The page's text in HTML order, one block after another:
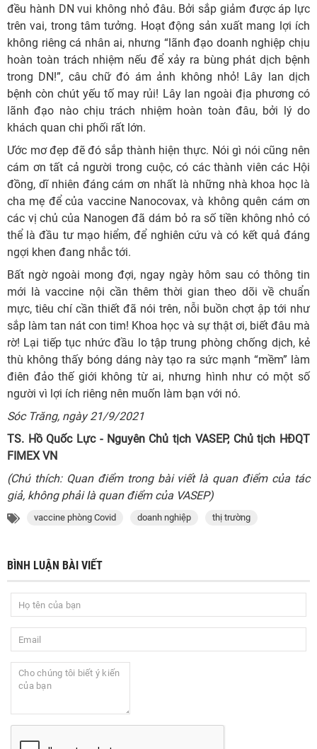
đều hành DN vui không nhỏ đâu. Bởi sắp giảm được áp lực
trên vai, trong tâm tưởng. Hoạt động sản xuất mang lợi ích
không riêng cá nhân ai, nhưng “lãnh đạo doanh nghiệp chịu
hoàn toàn trách nhiệm nếu để xảy ra bùng phát dịch bệnh
trong DN!”, câu chữ đó ám ảnh không nhỏ! Lây lan dịch
bệnh còn chút yếu tố may rủi! Lây lan ngoài địa phương có
lãnh đạo nào chịu trách nhiệm hoàn toàn đâu, bởi lý do
khách quan chi phối rất lớn.
Ước mơ đẹp đẽ đó sắp thành hiện thực. Nói gì nói cũng nên
cám ơn tất cả người trong cuộc, có các thành viên các Hội
đồng, dĩ nhiên đáng cám ơn nhất là những nhà khoa học là
cha mẹ để của vaccine Nanocovax, và không quên cám ơn
các vị chủ của Nanogen đã dám bỏ ra số tiền không nhỏ có
thể là đầu tư mạo hiểm, để nghiên cứu và có kết quả đáng
ngợi khen đang nhắc tới.
Bất ngờ ngoài mong đợi, ngay ngày hôm sau có thông tin
mới là vaccine nội cần thêm thời gian theo dõi về chuẩn
mực, tiêu chí cần thiết đã nói trên, nỗi buồn chợt ập tới như
sắp làm tan nát con tim! Khoa học và sự thật ơi, biết đâu mà
rờ! Lại tiếp tục nhức đầu lo tập trung phòng chống dịch, kẻ
thù không thấy bóng dáng này tạo ra sức mạnh “mềm” làm
điên đảo thế giới không từ ai, nhưng hình như có một số
người vì lợi ích riêng nên muốn làm bạn với nó.
Sóc Trăng, ngày 21/9/2021
TS. Hồ Quốc Lực - Nguyên Chủ tịch VASEP, Chủ tịch HĐQT
FIMEX VN
(Chú thích: Quan điểm trong bài viết là quan điểm của tác
giả, không phải là quan điểm của VASEP)
vaccine phòng Covid doanh nghiệp thị trường
BÌNH LUẬN BÀI VIẾT